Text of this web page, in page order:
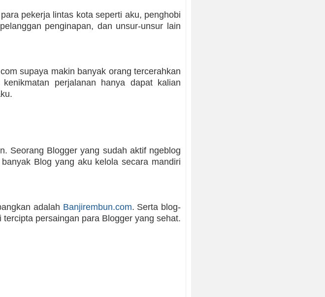
pekerja lintas kota seperti aku, penghobi
penginapan, dan unsur-unsur lain
supaya makin banyak orang tercerahkan
perjalanan hanya dapat kalian
Seorang Blogger yang sudah aktif ngeblog
Blog yang aku kelola secara mandiri
adalah Banjirembun.com. Serta blog-
persaingan para Blogger yang sehat.